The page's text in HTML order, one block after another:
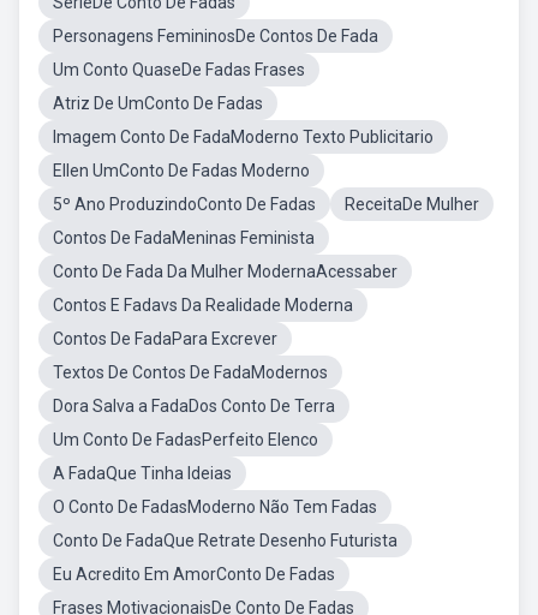
Personagens FemininosDe Contos De Fada
Um Conto QuaseDe Fadas Frases
Atriz De UmConto De Fadas
Imagem Conto De FadaModerno Texto Publicitario
Ellen UmConto De Fadas Moderno
5º Ano ProduzindoConto De Fadas
ReceitaDe Mulher
Contos De FadaMeninas Feminista
Conto De Fada Da Mulher ModernaAcessaber
Contos E Fadavs Da Realidade Moderna
Contos De FadaPara Excrever
Textos De Contos De FadaModernos
Dora Salva a FadaDos Conto De Terra
Um Conto De FadasPerfeito Elenco
A FadaQue Tinha Ideias
O Conto De FadasModerno Não Tem Fadas
Conto De FadaQue Retrate Desenho Futurista
Eu Acredito Em AmorConto De Fadas
Frases MotivacionaisDe Conto De Fadas